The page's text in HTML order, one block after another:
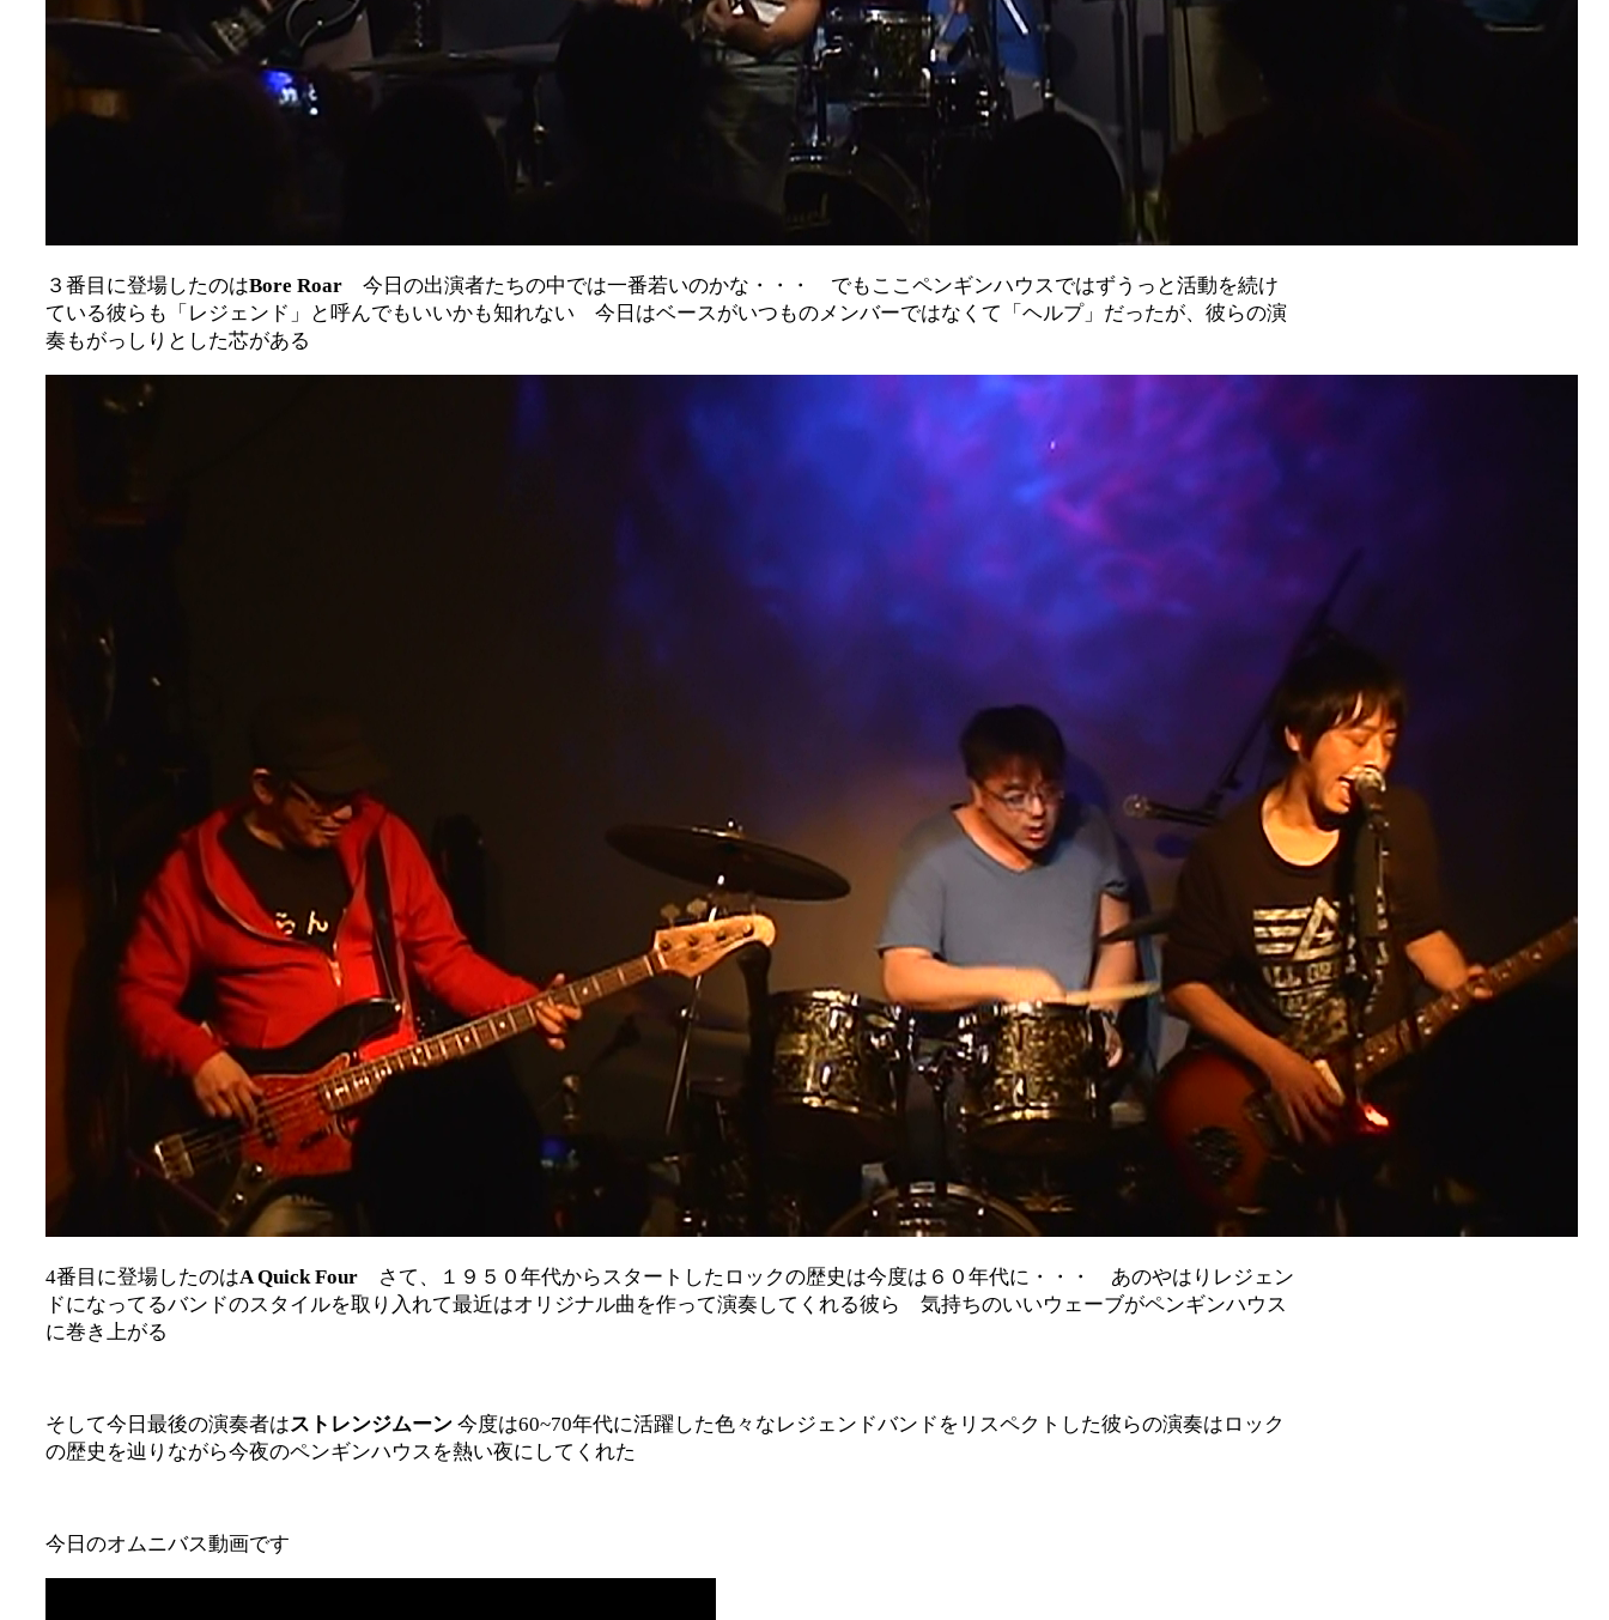
３番目に登場したのはBore Roar 今日の出演者たちの中では一番若いのかな・・・ でもここペンギンハウスではずうっと活動を続け
ている彼らも「レジェンド」と呼んでもいいかも知れない 今日はベースがいつものメンバーではなくて「ヘルプ」だったが、彼らの演
奏もがっしりとした芯がある
4番目に登場したのはA Quick Four
さて、１９５０年代からスタートしたロックの歴史は今度は６０年代に・・・ あのやはりレジェン
ドになってるバンドのスタイルを取り入れて最近はオリジナル曲を作って演奏してくれる彼ら 気持ちのいいウェーブがペンギンハウス
に巻き上がる
そして今日最後の演奏者はストレンジムーン 今度は60~70年代に活躍した色々なレジェンドバンドをリスペクトした彼らの演奏はロック
の歴史を辿りながら今夜のペンギンハウスを熱い夜にしてくれた
今日のオムニバス動画です